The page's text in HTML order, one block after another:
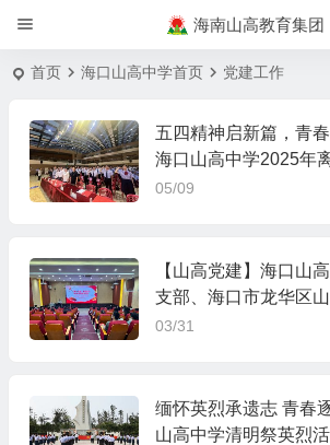
海南山高教育集团
首页 海口山高中学首页 党建工作
五四精神启新篇，青
海口山高中学2025年
举行
05/09
【山高党建】海口山
支部、海口市龙华区
部开展3月主题党日活动
03/31
缅怀英烈承遗志 青春
山高中学清明祭英烈